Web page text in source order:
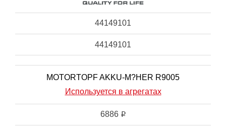
44149101
44149101
MOTORTOPF AKKU-M?HER R9005
Используется в агрегатах
6886 i